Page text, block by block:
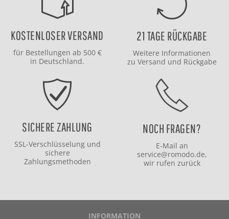
KOSTENLOSER VERSAND
für Bestellungen ab 500 €
in Deutschland.
21 TAGE RÜCKGABE
Weitere Informationen
zu Versand und Rückgabe
SICHERE ZAHLUNG
SSL-Verschlüsselung und
sichere
Zahlungsmethoden
NOCH FRAGEN?
E-Mail an
service@romodo.de,
wir rufen zurück
INFORMATION